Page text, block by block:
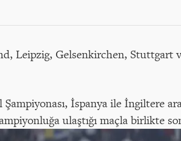
Leipzig, Gelsenkirchen, Stuttgart
Şampiyonası, İspanya ile İngiltere
ulaştığı maçla birlikte